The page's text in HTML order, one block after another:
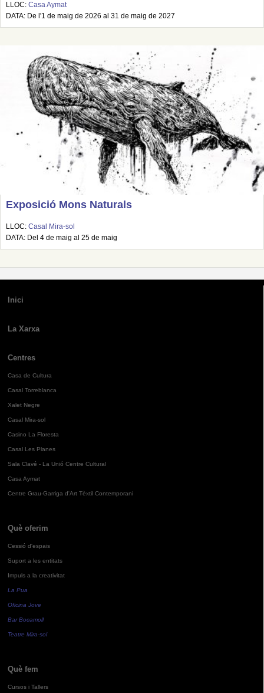
LLOC: Casa Aymat
DATA: De l'1 de maig de 2026 al 31 de maig de 2027
Exposició Mons Naturals
LLOC: Casal Mira-sol
DATA: Del 4 de maig al 25 de maig
Inici
La Xarxa
Centres
Casa de Cultura
Casal Torreblanca
Xalet Negre
Casal Mira-sol
Casino La Floresta
Casal Les Planes
Sala Clavé - La Unió Centre Cultural
Casa Aymat
Centre Grau-Garriga d'Art Tèxtil Contemporani
Què oferim
Cessió d'espais
Suport a les entitats
Impuls a la creativitat
La Pua
Oficina Jove
Bar Bocamoll
Teatre Mira-sol
Què fem
Cursos i Tallers